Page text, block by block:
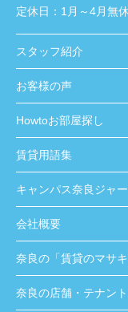
定休日： 1月～4月無
スタッフ紹介
お客様の声
Howtoお部屋探し
賃貸用語集
キャンパス奈良ジャ
会社概要
奈良の「賃貸のマサ
奈良の店舗・テナン